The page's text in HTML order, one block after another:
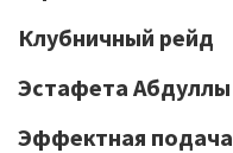
Клубничный рейд
Эстафета Абдуллы
Эффектная подача